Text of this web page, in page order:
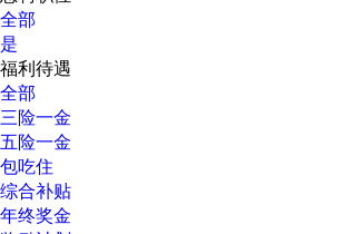
全部
是
福利待遇
全部
三险一金
五险一金
包吃住
综合补贴
年终奖金